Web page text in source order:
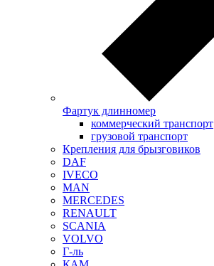
Фартук длинномер
коммерческий транспорт
грузовой транспорт
Крепления для брызговиков
DAF
IVECO
MAN
MERCEDES
RENAULT
SCANIA
VOLVO
Г-ль